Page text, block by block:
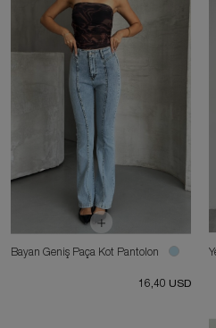
Bayan Geniş Paça Kot Pantolon
16,40 USD